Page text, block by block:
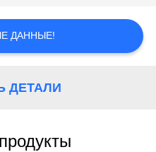
ДАННЫЕ!
ДЕТАЛИ